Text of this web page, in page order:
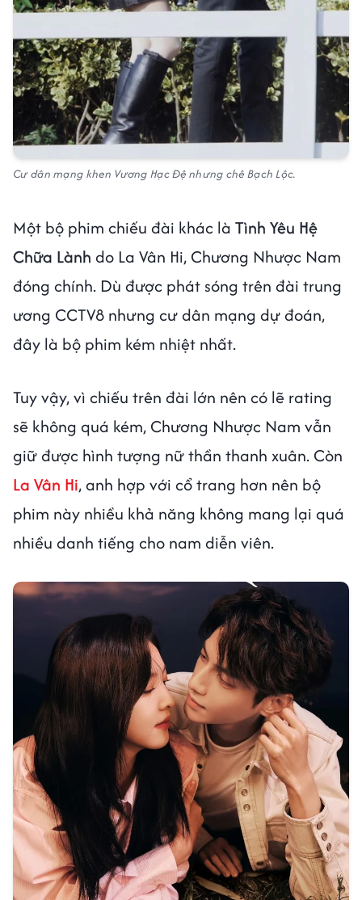
Cư dân mạng khen Vương Hạc Đệ nhưng chê Bạch Lộc.
Một bộ phim chiếu đài khác là Tình Yêu Hệ
Chữa Lành do La Vân Hi, Chương Nhược Nam
đóng chính. Dù được phát sóng trên đài trung
ương CCTV8 nhưng cư dân mạng dự đoán,
đây là bộ phim kém nhiệt nhất.
Tuy vậy, vì chiếu trên đài lớn nên có lẽ rating
sẽ không quá kém, Chương Nhược Nam vẫn
giữ được hình tượng nữ thần thanh xuân. Còn
La Vân Hi, anh hợp với cổ trang hơn nên bộ
phim này nhiều khả năng không mang lại quá
nhiều danh tiếng cho nam diễn viên.